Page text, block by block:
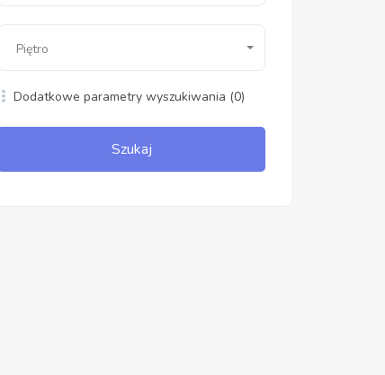
Piętro
Dodatkowe parametry wyszukiwania (0)
Szukaj